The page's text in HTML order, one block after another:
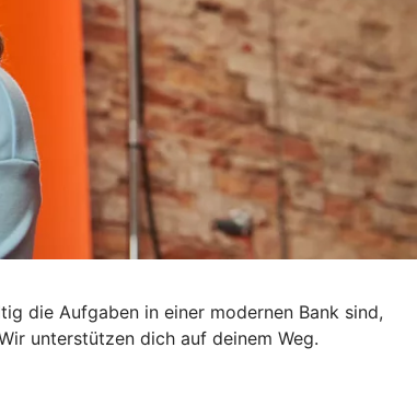
die Aufgaben in einer modernen Bank sind,
unterstützen dich auf deinem Weg.